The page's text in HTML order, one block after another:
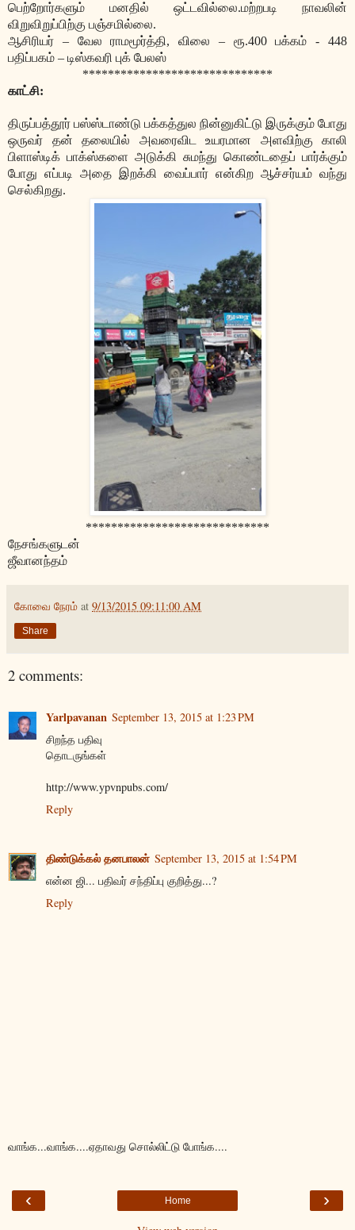
பெற்றோர்களும் மனதில் ஒட்டவில்லை.மற்றபடி நாவலின்
விறுவிறுப்பிற்கு பஞ்சமில்லை.
ஆசிரியர் – வேல ராமமூர்த்தி, விலை – ரூ.400 பக்கம் - 448
பதிப்பகம் – டிஸ்கவரி புக் பேலஸ்
******************************
காட்சி:
திருப்பத்தூர் பஸ்ஸ்டாண்டு பக்கத்துல நின்னுகிட்டு இருக்கும் போது
ஒருவர் தன் தலையில் அவரைவிட உயரமான அளவிற்கு காலி
பிளாஸ்டிக் பாக்ஸ்களை அடுக்கி சுமந்து கொண்டதைப் பார்க்கும்
போது எப்படி அதை இறக்கி வைப்பார் என்கிற ஆச்சர்யம் வந்து
செல்கிறது.
*****************************
நேசங்களுடன்
ஜீவானந்தம்
கோவை நேரம் at 9/13/2015 09:11:00 AM
Share
2 comments:
Yarlpavanan September 13, 2015 at 1:23 PM
சிறந்த பதிவு
தொடருங்கள்
http://www.ypvnpubs.com/
Reply
திண்டுக்கல் தனபாலன் September 13, 2015 at 1:54 PM
என்ன ஜி... பதிவர் சந்திப்பு குறித்து...?
Reply
வாங்க...வாங்க....ஏதாவது சொல்லிட்டு போங்க....
‹ ›
Home